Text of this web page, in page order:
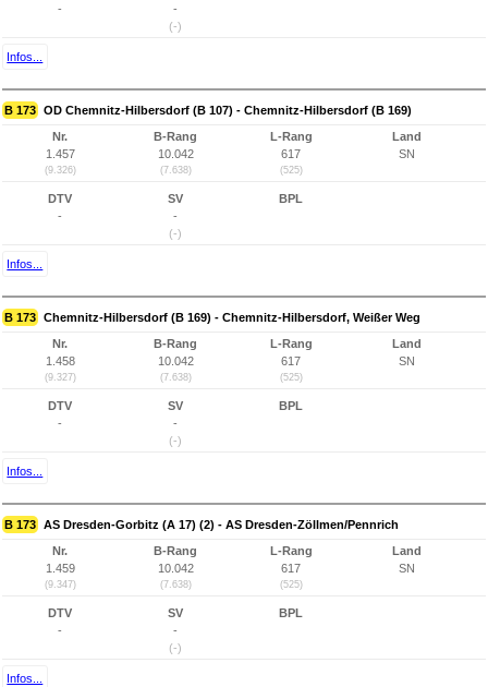
-
-
(-)
Infos...
B 173 OD Chemnitz-Hilbersdorf (B 107) - Chemnitz-Hilbersdorf (B 169)
Nr.
1.457
(9.326)
B-Rang
10.042
(7.638)
L-Rang
617
(525)
Land
SN
DTV
-
SV
-
(-)
BPL
Infos...
B 173 Chemnitz-Hilbersdorf (B 169) - Chemnitz-Hilbersdorf, Weißer Weg
Nr.
1.458
(9.327)
B-Rang
10.042
(7.638)
L-Rang
617
(525)
Land
SN
DTV
-
SV
-
(-)
BPL
Infos...
B 173 AS Dresden-Gorbitz (A 17) (2) - AS Dresden-Zöllmen/Pennrich
Nr.
1.459
(9.347)
B-Rang
10.042
(7.638)
L-Rang
617
(525)
Land
SN
DTV
-
SV
-
(-)
BPL
Infos...